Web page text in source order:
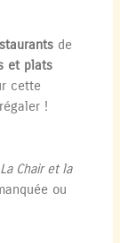
de
et plats
cette
!
Chair et la
ou